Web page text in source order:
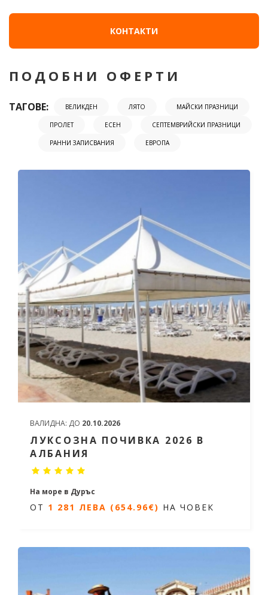
КОНТАКТИ
ПОДОБНИ ОФЕРТИ
ТАГОВЕ: ВЕЛИКДЕН ЛЯТО МАЙСКИ ПРАЗНИЦИ
ПРОЛЕТ ЕСЕН СЕПТЕМВРИЙСКИ ПРАЗНИЦИ
РАННИ ЗАПИСВАНИЯ ЕВРОПА
ВАЛИДНА: ДО 20.10.2026
ЛУКСОЗНА ПОЧИВКА 2026 В
АЛБАНИЯ
На море в Дуръс
7 нощувки/ 8 дни
ОТ 1 281 ЛЕВА (654.96€) НА ЧОВЕК